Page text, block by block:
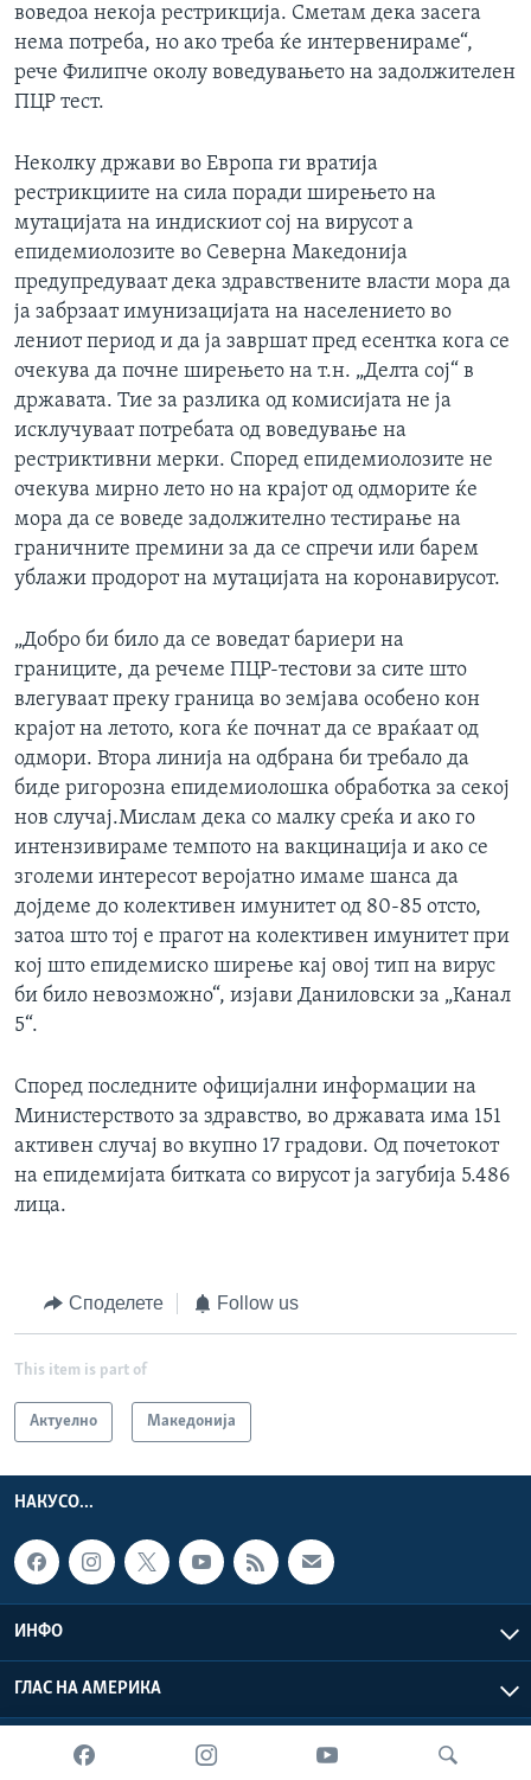
воведоа некоја рестрикција. Сметам дека засега
нема потреба, но ако треба ќе интервенираме“,
рече Филипче околу воведувањето на задолжителен
ПЦР тест.
Неколку држави во Европа ги вратија
рестрикциите на сила поради ширењето на
мутацијата на индискиот сој на вирусот а
епидемиолозите во Северна Македонија
предупредуваат дека здравствените власти мора да
ја забрзаат имунизацијата на населението во
лениот период и да ја завршат пред есентка кога се
очекува да почне ширењето на т.н. „Делта сој“ в
државата. Тие за разлика од комисијата не ја
исклучуваат потребата од воведување на
рестриктивни мерки. Според епидемиолозите не
очекува мирно лето но на крајот од одморите ќе
мора да се воведе задолжително тестирање на
граничните премини за да се спречи или барем
ублажи продорот на мутацијата на коронавирусот.
„Добро би било да се воведат бариери на
границите, да речеме ПЦР-тестови за сите што
влегуваат преку граница во земјава особено кон
крајот на летото, кога ќе почнат да се враќаат од
одмори. Втора линија на одбрана би требало да
биде ригорозна епидемиолошка обработка за секој
нов случај.Мислам дека со малку среќа и ако го
интензивираме темпото на вакцинација и ако се
зголеми интересот веројатно имаме шанса да
дојдеме до колективен имунитет од 80-85 отсто,
затоа што тој е прагот на колективен имунитет при
кој што епидемиско ширење кај овој тип на вирус
би било невозможно“, изјави Даниловски за „Канал
5“.
Според последните официјални информации на
Министерството за здравство, во државата има 151
активен случај во вкупно 17 градови. Од почетокот
на епидемијата битката со вирусот ја загубија 5.486
лица.
Споделете Follow us
This item is part of
Актуелно Македонија
НАКУСО...
ИНФО
ГЛАС НА АМЕРИКА
Глас на Америка © 2026 VOA, Inc. Сите права задржани.